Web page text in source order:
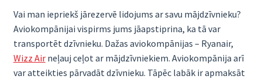
Vai man iepriekš jārezervē lidojums ar savu mājdzīvnieku?
Aviokompānijai vispirms jums jāapstiprina, ka tā var
transportēt dzīvnieku. Dažas aviokompānijas – Ryanair,
Wizz Airneļauj ceļot ar mājdzīvniekiem. Aviokompānija arī
var atteikties pārvadāt dzīvnieku. Tāpēc labāk ir apmaksāt